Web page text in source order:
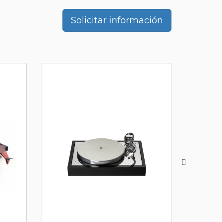
Solicitar información